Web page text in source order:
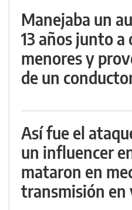
Manejaba un
13 años junto a
menores y
de un
Así fue el
un influencer
mataron en
transmisión en